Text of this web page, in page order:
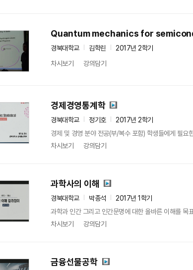
Quantum mechanics for
경북대학교 김학린
2017년 2학기
차시보기
강의담기
경제경영통계학
경북대학교 정기호
2017년 2학기
경제 및 경영 분야 전공(부/복수 포함) 학생들에게 필요
차시보기
강의담기
과학사의 이해
경북대학교 박종석
2017년 1학기
과학과 인간 그리고 인간문명에 대한 올바른 이해를 목
차시보기
강의담기
금융선물공학